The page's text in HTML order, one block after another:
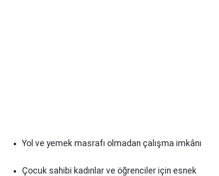
Yol ve yemek masrafı olmadan çalışma imkânı
Çocuk sahibi kadınlar ve öğrenciler için esnek